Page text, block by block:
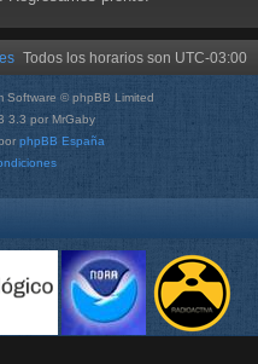
Todos los horarios son UTC-03:00
Software © phpBB Limited
3.3 por MrGaby
phpBB España